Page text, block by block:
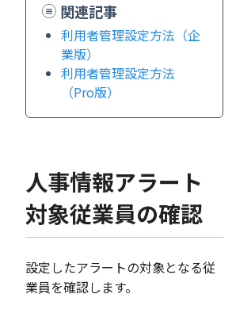
関連記事
利用者管理設定方法（企
業版）
利用者管理設定方法
（Pro版）
人事情報アラート
対象従業員の確認
設定したアラートの対象となる従
業員を確認します。